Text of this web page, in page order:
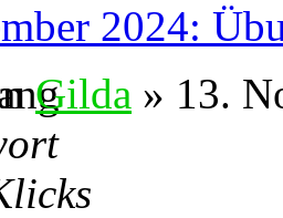
2024:
Gilda » 13.